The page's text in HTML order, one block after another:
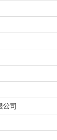
公司